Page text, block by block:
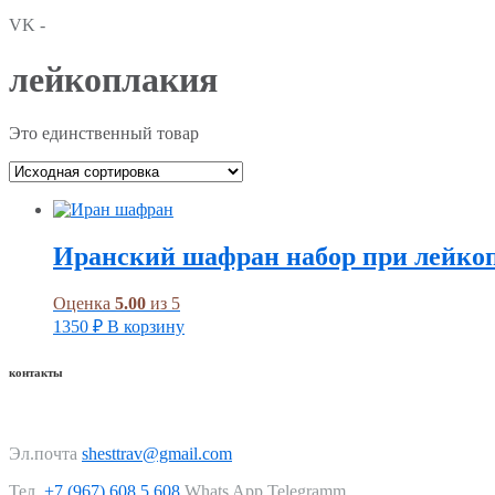
VK -
лейкоплакия
Это единственный товар
Иранский шафран набор при
Оценка 5.00 из 5
1350 ₽ В корзину
контакты
Эл.почта shesttrav@gmail.com
Тел. +7 (967) 608 5 608 Whats App Telegramm